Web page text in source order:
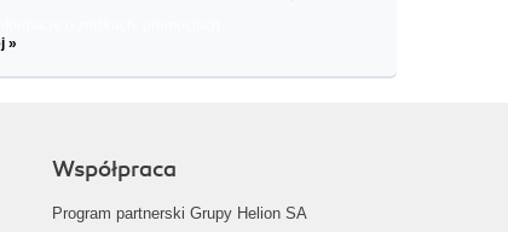
»
Współpraca
Program partnerski Grupy Helion SA